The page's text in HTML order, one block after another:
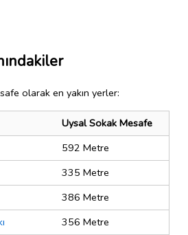
olarak en yakın yerler:
Uysal Sokak Mesafe
592 Metre
335 Metre
386 Metre
356 Metre